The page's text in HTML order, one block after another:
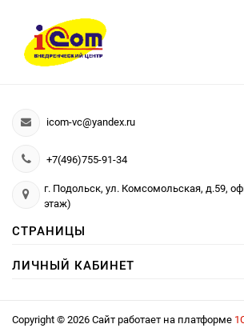
icom-vc@yandex.ru
+7(496)755-91-34
г. Подольск, ул. Комсомольская, д.59,
этаж)
СТРАНИЦЫ
ЛИЧНЫЙ КАБИНЕТ
Copyright © 2026 Сайт работает на платформе